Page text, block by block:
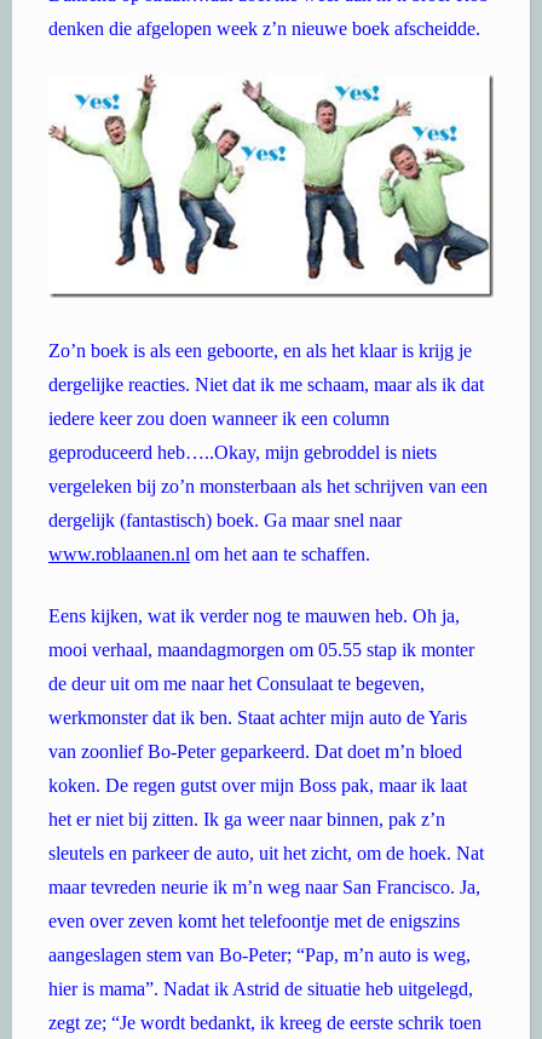
denken die afgelopen week z’n nieuwe boek afscheidde.
Zo’n boek is als een geboorte, en als het klaar is krijg je
dergelijke reacties. Niet dat ik me schaam, maar als ik dat
iedere keer zou doen wanneer ik een column
geproduceerd heb…..Okay, mijn gebroddel is niets
vergeleken bij zo’n monsterbaan als het schrijven van een
dergelijk (fantastisch) boek. Ga maar snel naar
www.roblaanen.nl om het aan te schaffen.
Eens kijken, wat ik verder nog te mauwen heb. Oh ja,
mooi verhaal, maandagmorgen om 05.55 stap ik monter
de deur uit om me naar het Consulaat te begeven,
werkmonster dat ik ben. Staat achter mijn auto de Yaris
van zoonlief Bo-Peter geparkeerd. Dat doet m’n bloed
koken. De regen gutst over mijn Boss pak, maar ik laat
het er niet bij zitten. Ik ga weer naar binnen, pak z’n
sleutels en parkeer de auto, uit het zicht, om de hoek. Nat
maar tevreden neurie ik m’n weg naar San Francisco. Ja,
even over zeven komt het telefoontje met de enigszins
aangeslagen stem van Bo-Peter; “Pap, m’n auto is weg,
hier is mama”. Nadat ik Astrid de situatie heb uitgelegd,
zegt ze; “Je wordt bedankt, ik kreeg de eerste schrik toen